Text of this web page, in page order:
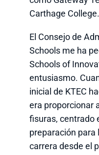
Carthage College.
El Consejo de
Schools me ha
Schools of
entusiasmo.
inicial de KTEC
era proporcionar
fisuras, centrado
preparación para
carrera desde el